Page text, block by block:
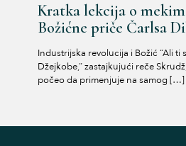
Kratka lekcija o
Božićne priče Čarlsa
Industrijska revolucija i Božić “Ali
Džejkobe,” zastajkujući reče
počeo da primenjuje na samog […]